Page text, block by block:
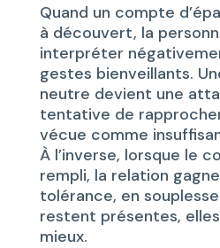
Quand un compte
à découvert, la
interpréter
gestes bienveillants.
neutre devient une
tentative de
vécue comme
À l’inverse, lorsque le
rempli, la relation
tolérance, en
restent présentes,
mieux.